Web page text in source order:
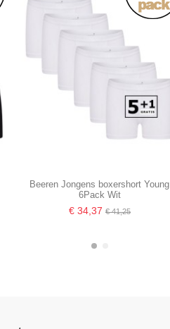
Beeren Jongens boxershort Young
6Pack Wit
€ 34,37 € 41,25